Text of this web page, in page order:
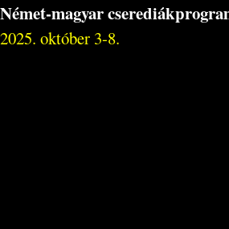
Német-magyar
2025. október 3-8.